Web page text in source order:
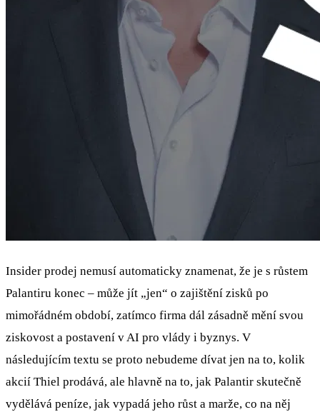
Insider prodej nemusí automaticky znamenat, že je s růstem
Palantiru konec – může jít „jen“ o zajištění zisků po
mimořádném období, zatímco firma dál zásadně mění svou
ziskovost a postavení v AI pro vlády i byznys. V
následujícím textu se proto nebudeme dívat jen na to, kolik
akcií Thiel prodává, ale hlavně na to, jak Palantir skutečně
vydělává peníze, jak vypadá jeho růst a marže, co na něj